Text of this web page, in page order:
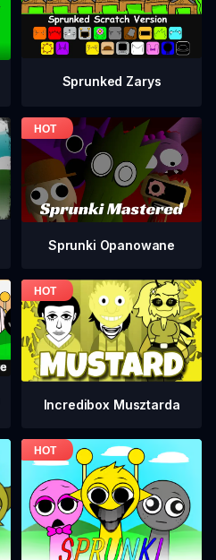
Sprunked Zarys
Sprunki Opanowane
Incredibox Musztarda